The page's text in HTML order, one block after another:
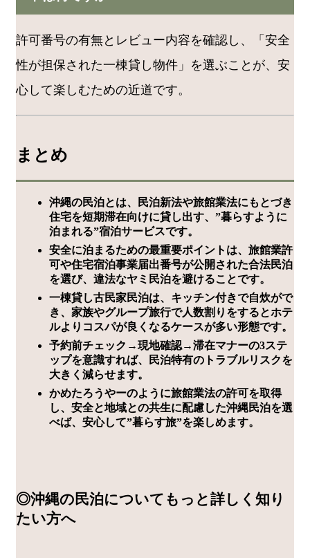
許可番号の有無とレビュー内容を確認し、「安全
性が担保された一棟貸し物件」を選ぶことが、安
心して楽しむための近道です。
まとめ
沖縄の民泊とは、民泊新法や旅館業法にもとづき
住宅を短期滞在向けに貸し出す、”暮らすように
泊まれる”宿泊サービスです。
安全に泊まるための最重要ポイントは、旅館業許
可や住宅宿泊事業届出番号が公開された合法民泊
を選び、違法なヤミ民泊を避けることです。
一棟貸し古民家民泊は、キッチン付きで自炊がで
き、家族やグループ旅行で人数割りをするとホテ
ルよりコスパが良くなるケースが多い形態です。
予約前チェック→現地確認→滞在マナーの3ステ
ップを意識すれば、民泊特有のトラブルリスクを
大きく減らせます。
かめたろうやーのように旅館業法の許可を取得
し、安全と地域との共生に配慮した沖縄民泊を選
べば、安心して”暮らす旅”を楽しめます。
◎沖縄の民泊についてもっと詳しく知り
たい方へ